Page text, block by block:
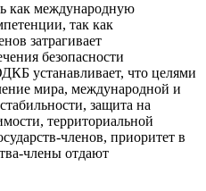
как международную
так как
затрагивает
безопасности
устанавливает, что целями
мира, международной и
защита на
территориальной
членов, приоритет в
члены отдают